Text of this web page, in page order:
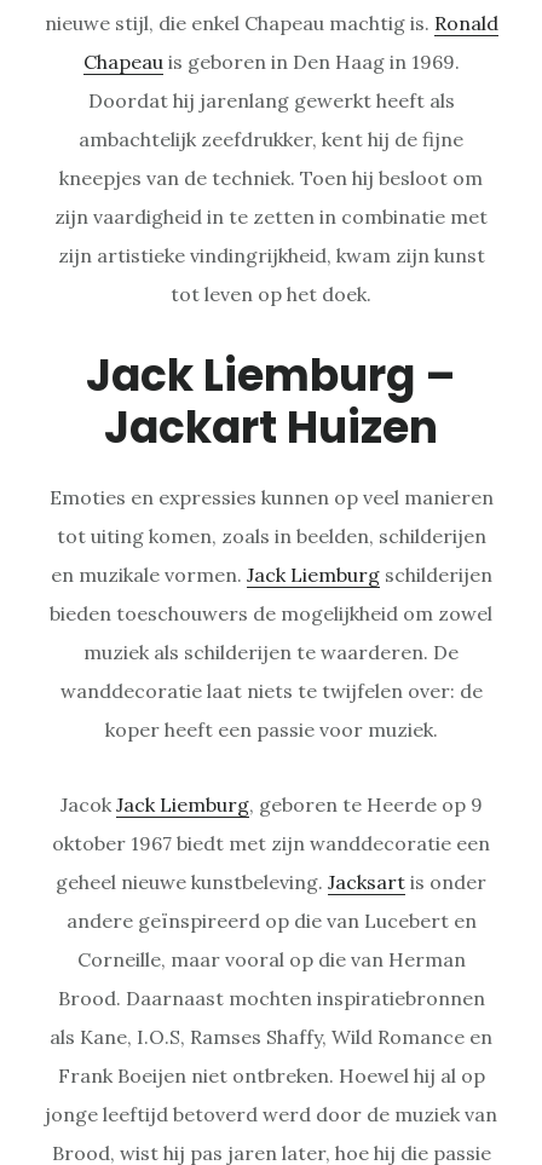
nieuwe stijl, die enkel Chapeau machtig is. Ronald
Chapeau is geboren in Den Haag in 1969.
Doordat hij jarenlang gewerkt heeft als
ambachtelijk zeefdrukker, kent hij de fijne
kneepjes van de techniek. Toen hij besloot om
zijn vaardigheid in te zetten in combinatie met
zijn artistieke vindingrijkheid, kwam zijn kunst
tot leven op het doek.
Jack Liemburg –
Jackart Huizen
Emoties en expressies kunnen op veel manieren
tot uiting komen, zoals in beelden, schilderijen
en muzikale vormen. Jack Liemburgschilderijen
bieden toeschouwers de mogelijkheid om zowel
muziek als schilderijen te waarderen. De
wanddecoratie laat niets te twijfelen over: de
koper heeft een passie voor muziek.
Jacok Jack Liemburg, geboren te Heerde op 9
oktober 1967 biedt met zijn wanddecoratie een
geheel nieuwe kunstbeleving. Jacksart is onder
andere geïnspireerd op die van Lucebert en
Corneille, maar vooral op die van Herman
Brood. Daarnaast mochten inspiratiebronnen
als Kane, I.O.S, Ramses Shaffy, Wild Romance en
Frank Boeijen niet ontbreken. Hoewel hij al op
jonge leeftijd betoverd werd door de muziek van
Brood, wist hij pas jaren later, hoe hij die passie